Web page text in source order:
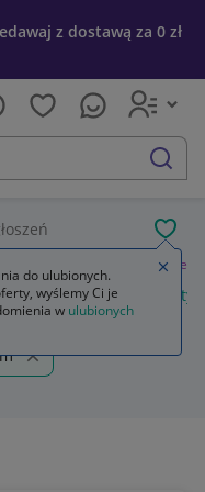
z dostawą za 0 zł
szukaj
Turystyczne
krzesło
do ulubionych.
wyślemy Ci je
w ulubionych